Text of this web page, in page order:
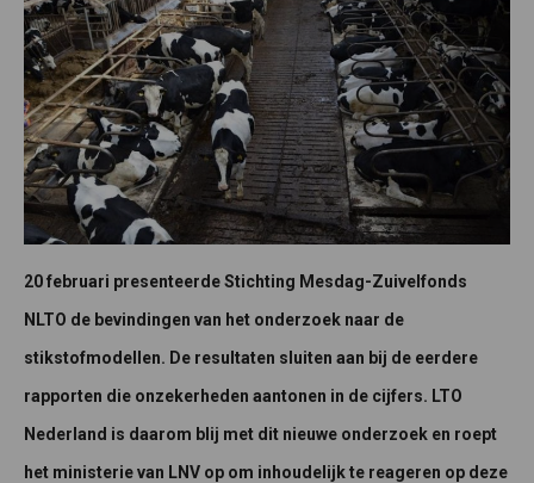
20 februari presenteerde Stichting Mesdag-Zuivelfonds
NLTO de bevindingen van het onderzoek naar de
stikstofmodellen. De resultaten sluiten aan bij de eerdere
rapporten die onzekerheden aantonen in de cijfers. LTO
Nederland is daarom blij met dit nieuwe onderzoek en roept
het ministerie van LNV op om inhoudelijk te reageren op deze